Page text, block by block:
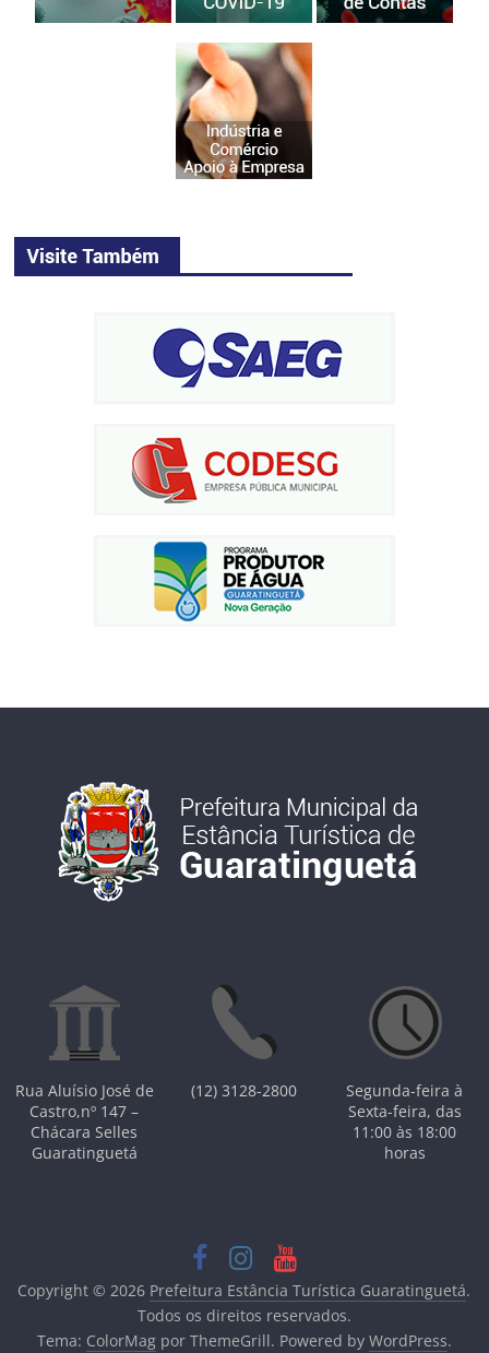
Rua Aluísio José de
Castro,nº 147 –
Chácara Selles
Guaratinguetá
(12) 3128-2800
Segunda-feira à
Sexta-feira, das
11:00 às 18:00
horas
Copyright © 2026 Prefeitura Estância Turística Guaratinguetá.
Todos os direitos reservados.
Tema: ColorMagpor ThemeGrill. Powered by WordPress.